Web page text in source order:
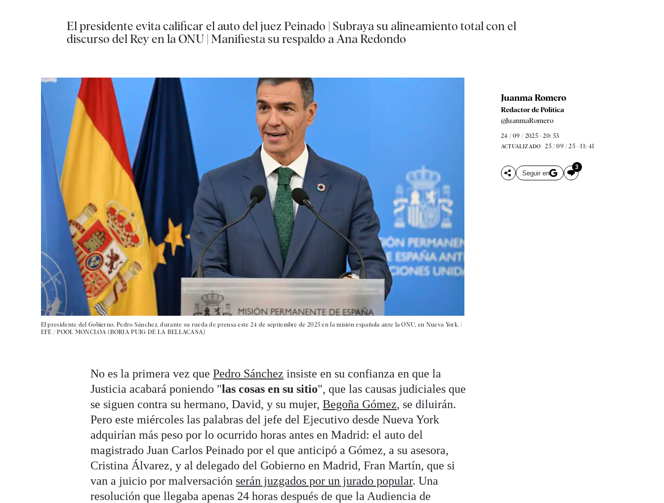
El presidente evita calificar el auto del juez Peinado | Subraya su alineamiento total con el
discurso del Rey en la ONU | Manifiesta su respaldo a Ana Redondo
El presidente del Gobierno, Pedro Sánchez, durante su rueda de prensa este 24 de septiembre de 2025 en la misión española ante la ONU, en Nueva York. |
EFE / POOL MONCLOA (BORJA PUIG DE LA BELLACASA)
Juanma Romero
Redactor de Política
@JuanmaRomero
24 / 09 / 2025 - 20: 53
ACTUALIZADO 25 / 09 / 25 - 11: 41
Seguir en
3
No es la primera vez quePedro Sánchez insiste en su confianza en que la
Justicia acabará poniendo "las cosas en su sitio", que las causas judiciales que
se siguen contra su hermano, David, y su mujer,Begoña Gómez, se diluirán.
Pero este miércoles las palabras del jefe del Ejecutivo desde Nueva York
adquirían más peso por lo ocurrido horas antes en Madrid: el auto del
magistrado Juan Carlos Peinado por el que anticipó a Gómez, a su asesora,
Cristina Álvarez, y al delegado del Gobierno en Madrid, Fran Martín, que si
van a juicio por malversación serán juzgados por un jurado popular. Una
resolución que llegaba apenas 24 horas después de que la Audiencia de